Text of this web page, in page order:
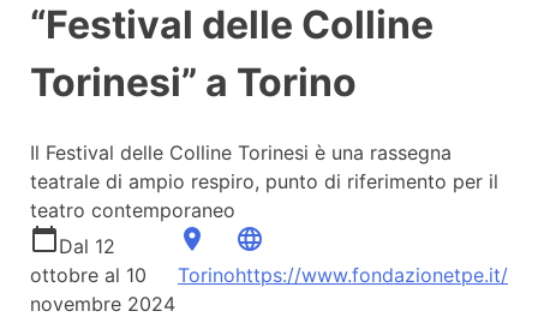
“Festival delle Colline
Torinesi” a Torino
Il Festival delle Colline Torinesi è una rassegna
teatrale di ampio respiro, punto di riferimento per il
teatro contemporaneo
calendar_todayDal 12
ottobre al 10
novembre 2024
place
Torino
language
https://www.fondazionetpe.it/